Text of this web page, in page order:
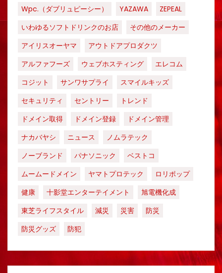
Wpc.（ダブリュピーシー）
YAZAWA
ZEPEAL
いわゆるソフトドリンクのお店
その他のメーカー
アイリスオーヤマ
アウトドアプロダクツ
アルファフーズ
ウェブホスティング
エレコム
コジット
サンワサプライ
スマイルキッズ
セキュリティ
セントリー
トレンド
ドメイン取得
ドメイン登録
ドメイン管理
ナカバヤシ
ニュース
ノムラテック
ノーブランド
パナソニック
ベストコ
ムームードメイン
ヤマトプロテック
ロリポップ
健康
十影堂エンターテイメント
旭電機化成
東芝ライフスタイル
減災 災害
防災
防災グッズ
防犯